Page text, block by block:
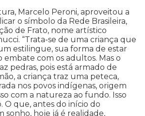
Marcelo Peroni, aproveitou a
o símbolo da Rede Brasileira,
de Frato, nome artístico
“Trata-se de uma criança que
estilingue, sua forma de estar
embate com os adultos. Mas o
pedras, pois está armado de
a criança traz uma peteca,
nos povos indígenas, origem
com a natureza ao fundo. Isso
O que, antes do início do
sonho, hoje já é realidade,